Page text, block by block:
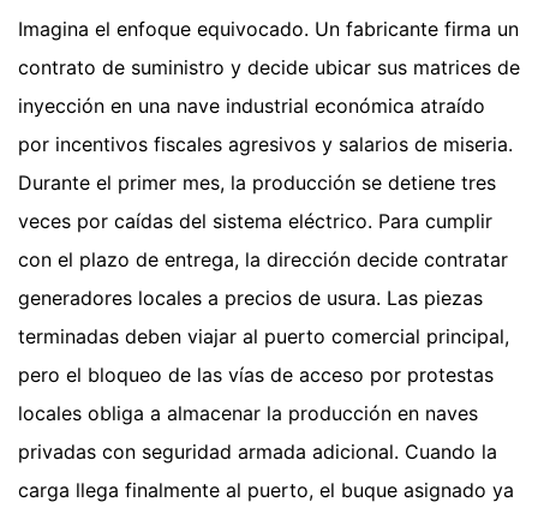
Imagina el enfoque equivocado. Un fabricante firma un
contrato de suministro y decide ubicar sus matrices de
inyección en una nave industrial económica atraído
por incentivos fiscales agresivos y salarios de miseria.
Durante el primer mes, la producción se detiene tres
veces por caídas del sistema eléctrico. Para cumplir
con el plazo de entrega, la dirección decide contratar
generadores locales a precios de usura. Las piezas
terminadas deben viajar al puerto comercial principal,
pero el bloqueo de las vías de acceso por protestas
locales obliga a almacenar la producción en naves
privadas con seguridad armada adicional. Cuando la
carga llega finalmente al puerto, el buque asignado ya